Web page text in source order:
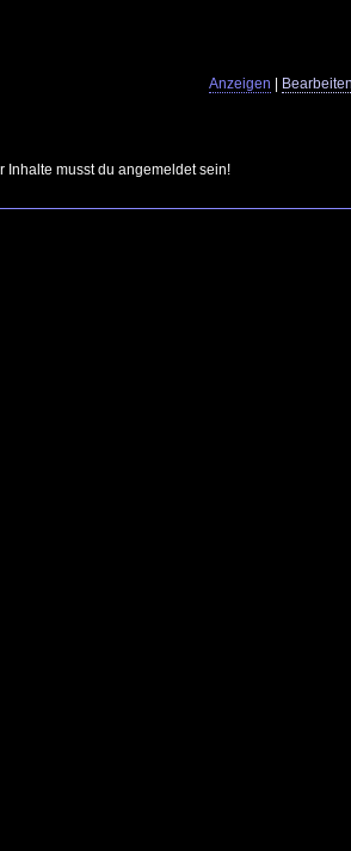
Anzeigen
Inhalte musst du angemeldet sein!